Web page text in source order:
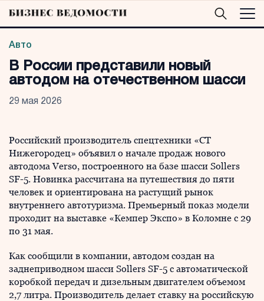
Авто
В России представили новый
автодом на отечественном шасси
29 мая 2026
Российский производитель спецтехники «СТ
Нижегородец» объявил о начале продаж нового
автодома Verso, построенного на базе шасси Sollers
SF-5. Новинка рассчитана на путешествия до пяти
человек и ориентирована на растущий рынок
внутреннего автотуризма. Премьерный показ модели
проходит на выставке «Кемпер Экспо» в Коломне с 29
по 31 мая.
Как сообщили в компании, автодом создан на
заднеприводном шасси Sollers SF-5 с автоматической
коробкой передач и дизельным двигателем объемом
2,7 литра. Производитель делает ставку на российскую